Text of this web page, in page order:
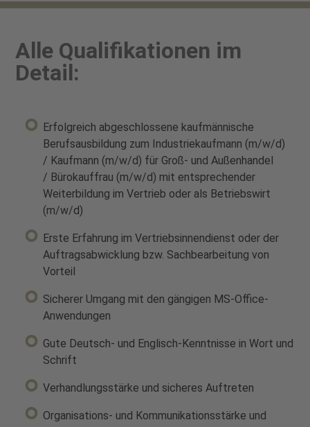
Alle Qualifikationen im
Detail:
Erfolgreich abgeschlossene kaufmännische
Berufsausbildung zum Industriekaufmann (m/w/d)
/ Kaufmann (m/w/d) für Groß- und Außenhandel
/ Bürokauffrau (m/w/d) mit entsprechender
Weiterbildung im Vertrieb oder als Betriebswirt
(m/w/d)
Erste Erfahrung im Vertriebsinnendienst oder der
Auftragsabwicklung bzw. Sachbearbeitung von
Vorteil
Sicherer Umgang mit den gängigen MS-Office-
Anwendungen
Gute Deutsch- und Englisch-Kenntnisse in Wort und
Schrift
Verhandlungsstärke und sicheres Auftreten
Organisations- und Kommunikationsstärke und